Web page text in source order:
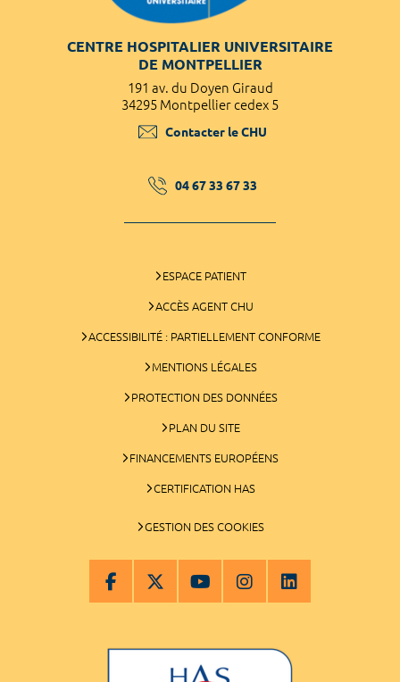
CENTRE HOSPITALIER UNIVERSITAIRE
DE MONTPELLIER
191 av. du Doyen Giraud
34295 Montpellier cedex 5
Contacter le CHU
04 67 33 67 33
ESPACE PATIENT
ACCÈS AGENT CHU
ACCESSIBILITÉ : PARTIELLEMENT CONFORME
MENTIONS LÉGALES
PROTECTION DES DONNÉES
PLAN DU SITE
FINANCEMENTS EUROPÉENS
CERTIFICATION HAS
GESTION DES COOKIES